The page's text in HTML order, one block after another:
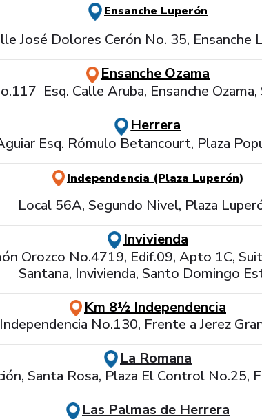
Ensanche Luperón
José Dolores Cerón No. 35, Ensanche
Ensanche Ozama
Esq. Calle Aruba, Ensanche
Herrera
Esq. Rómulo Betancourt, Plaza
Independencia (Plaza Luperón)
Local 56A, Segundo Nivel, Plaza
Invivienda
Orozco No.4719, Edif.09, Apto 1C,
Santana, Invivienda, Santo Domingo
Km 8½ Independencia
No.130, Frente a Jerez
La Romana
Santa Rosa, Plaza El Control No.25,
Las Palmas de Herrera